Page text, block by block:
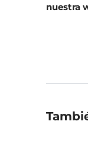
nuestra